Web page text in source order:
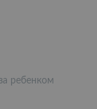
ребенком